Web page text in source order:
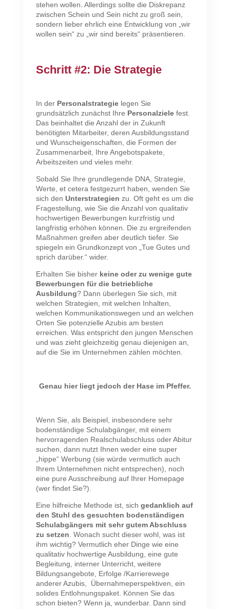
stehen wollen. Allerdings sollte die Diskrepanz
zwischen Schein und Sein nicht zu groß sein,
sondern lieber ehrlich eine Entwicklung von „wir
wollen sein“ zu „wir sind bereits“ präsentieren.
Schritt #2: Die Strategie
In der Personalstrategielegen Sie
grundsätzlich zunächst Ihre Personalzielefest.
Das beinhaltet die Anzahl der in Zukunft
benötigten Mitarbeiter, deren Ausbildungsstand
und Wunscheigenschaften, die Formen der
Zusammenarbeit, Ihre Angebotspakete,
Arbeitszeiten und vieles mehr.
Sobald Sie Ihre grundlegende DNA, Strategie,
Werte, et cetera festgezurrt haben, wenden Sie
sich den Unterstrategien zu. Oft geht es um die
Fragestellung, wie Sie die Anzahl von qualitativ
hochwertigen Bewerbungen kurzfristig und
langfristig erhöhen können. Die zu ergreifenden
Maßnahmen greifen aber deutlich tiefer. Sie
spiegeln ein Grundkonzept von „Tue Gutes und
sprich darüber.“ wider.
Erhalten Sie bisher keine oder zu wenige gute
Bewerbungen für die betriebliche
Ausbildung? Dann überlegen Sie sich, mit
welchen Strategien, mit welchen Inhalten,
welchen Kommunikationswegen und an welchen
Orten Sie potenzielle Azubis am besten
erreichen. Was entspricht den jungen Menschen
und was zieht gleichzeitig genau diejenigen an,
auf die Sie im Unternehmen zählen möchten.
Genau hier liegt jedoch der Hase im Pfeffer.
Wenn Sie, als Beispiel, insbesondere sehr
bodenständige Schulabgänger, mit einem
hervorragenden Realschulabschluss oder Abitur
suchen, dann nutzt Ihnen weder eine super
„hippe“ Werbung (sie würde vermutlich auch
Ihrem Unternehmen nicht entsprechen), noch
eine pure Ausschreibung auf Ihrer Homepage
(wer findet Sie?).
Eine hilfreiche Methode ist, sich gedanklich auf
den Stuhl des gesuchten bodenständigen
Schulabgängers mit sehr gutem Abschluss
zu setzen . Wonach sucht dieser wohl, was ist
ihm wichtig? Vermutlich eher Dinge wie eine
qualitativ hochwertige Ausbildung, eine gute
Begleitung, interner Unterricht, weitere
Bildungsangebote, Erfolge /Karrierewege
anderer Azubis, Übernahmeperspektiven, ein
solides Entlohnungspaket. Können Sie das
schon bieten? Wenn ja, wunderbar. Dann sind